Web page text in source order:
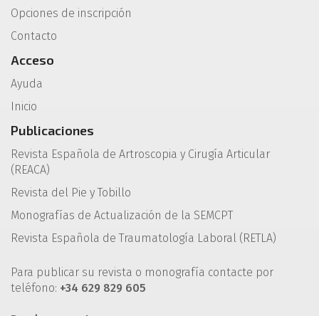
Opciones de inscripción
Contacto
Acceso
Ayuda
Inicio
Publicaciones
Revista Española de Artroscopia y Cirugía Articular
(REACA)
Revista del Pie y Tobillo
Monografías de Actualización de la SEMCPT
Revista Española de Traumatología Laboral (RETLA)
Para publicar su revista o monografía contacte por
teléfono: +34 629 829 605